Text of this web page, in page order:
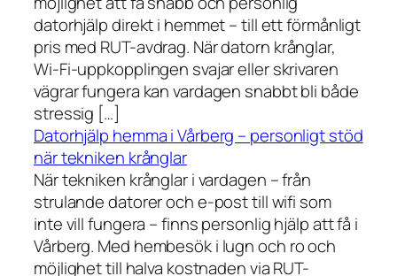
datorhjälp direkt i hemmet – till ett förmånligt
pris med RUT-avdrag. När datorn krånglar,
Wi-Fi-uppkopplingen svajar eller skrivaren
vägrar fungera kan vardagen snabbt bli både
stressig […]
Datorhjälp hemma i Vårberg – personligt stöd
när tekniken krånglar
När tekniken krånglar i vardagen – från
strulande datorer och e-post till wifi som
inte vill fungera – finns personlig hjälp att få i
Vårberg. Med hembesök i lugn och ro och
möjlighet till halva kostnaden via RUT-